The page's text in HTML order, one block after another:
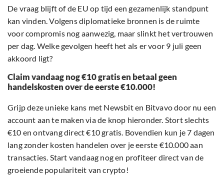
De vraag blijft of de EU op tijd een gezamenlijk standpunt
kan vinden. Volgens diplomatieke bronnen is de ruimte
voor compromis nog aanwezig, maar slinkt het vertrouwen
per dag. Welke gevolgen heeft het als er voor 9 juli geen
akkoord ligt?
Claim vandaag nog €10 gratis en betaal geen
handelskosten over de eerste €10.000!
Grijp deze unieke kans met Newsbit en Bitvavo door nu een
account aan te maken via de knop hieronder. Stort slechts
€10 en ontvang direct €10 gratis. Bovendien kun je 7 dagen
lang zonder kosten handelen over je eerste €10.000 aan
transacties. Start vandaag nog en profiteer direct van de
groeiende populariteit van crypto!